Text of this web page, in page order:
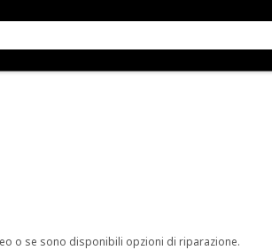
o se sono disponibili opzioni di riparazione.